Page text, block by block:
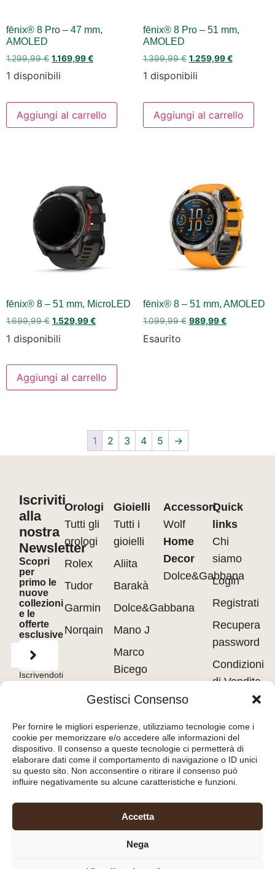
Gestisci Consenso
Per fornire le migliori esperienze, utilizziamo tecnologie come i
cookie per memorizzare e/o accedere alle informazioni del
dispositivo. Il consenso a queste tecnologie ci permetterà di
elaborare dati come il comportamento di navigazione o ID unici
su questo sito. Non acconsentire o ritirare il consenso può
influire negativamente su alcune caratteristiche e funzioni.
Accetta
Nega
fēnix® 8 Pro – 47 mm,
AMOLED
1.299,99€ 1.169,99€
1 disponibili
Aggiungi al carrello
fēnix® 8 Pro – 51 mm,
AMOLED
1.399,99€ 1.259,99€
1 disponibili
Aggiungi al carrello
fēnix® 8 – 51 mm, MicroLED
1.699,99€ 1.529,99€
1 disponibili
Aggiungi al carrello
fēnix® 8 – 51 mm, AMOLED
1.099,99€ 989,99€
Esaurito
1 2 3 4 5 →
Iscriviti
alla
nostra
Newsletter
Scopri
per
primo le
nuove
collezioni
e le
offerte
esclusive
Iscrivendoti
accetti
Orologi
Tutti gli
orologi
Rolex
Tudor
Garmin
Norqain
Gioielli
Tutti i
gioielli
Aliita
Barakà
Dolce&Gabbana
Mano J
Marco
Bicego
Messika
Bruni
Tavanti
Accessori
Wolf
Home
Decor
Dolce&Gabbana
Quick
links
Chi
siamo
Login
Registrati
Recupera
password
Condizioni
di Vendita
policy
Cookie
policy
– Piazza Libertà, 8